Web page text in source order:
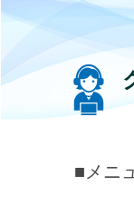
■メニ